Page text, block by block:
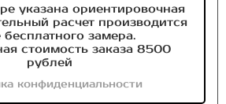
указана ориентировочная
расчет производится
бесплатного замера.
стоимость заказа 8500
рублей
конфиденциальности